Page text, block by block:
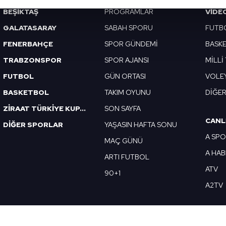
için İnternet Sitemizde kendimize ve üçüncü kişilere ait
verileriniz işlenmekte olup gerekli olan çerezler bilgi toplumu
çerezler, sitemizin daha işlevsel kılınması ve
amaçlarıyla sınırlı olarak açık rızanız dahilinde
yer alan panel vasıtasıyla belirleyebilirsiniz. Çerezlere
Metnimizi ziyaret edebilirsiniz.
Kanunu uyarınca hazırlanmış Aydınlatma Metnimizi
çerezlerle ilgili bilgi almak için lütfen tıklayınız.
BEŞİKTAŞ
GALATASARAY
FENERBAHÇE
TRABZONSPOR
FUTBOL
BASKETBOL
ZİRAAT TÜRKİYE KUPASI
DİĞER SPORLAR
PROGRAMLAR
SABAH SPORU
SPOR GÜNDEMİ
SPOR AJANSI
GÜN ORTASI
TAKIM OYUNU
SON SAYFA
YAŞASIN HAFTA SONU
MAÇ GÜNÜ
ARTI FUTBOL
90+1
MİLLİ
DİĞER
A
A
ATV
A2TV